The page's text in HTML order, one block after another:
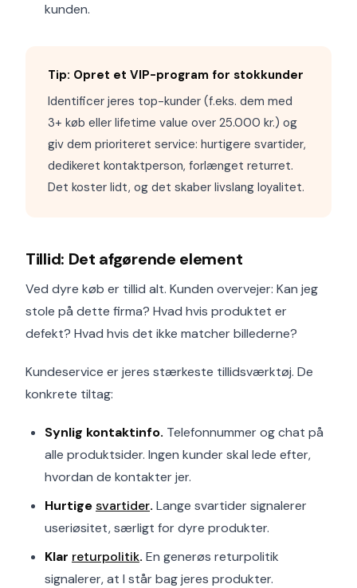
kunden.
Tip: Opret et VIP-program for stokkunder
Identificer jeres top-kunder (f.eks. dem med
3+ køb eller lifetime value over 25.000 kr.) og
giv dem prioriteret service: hurtigere svartider,
dedikeret kontaktperson, forlænget returret.
Det koster lidt, og det skaber livslang loyalitet.
Tillid: Det afgørende element
Ved dyre køb er tillid alt. Kunden overvejer: Kan jeg
stole på dette firma? Hvad hvis produktet er
defekt? Hvad hvis det ikke matcher billederne?
Kundeservice er jeres stærkeste tillidsværktøj. De
konkrete tiltag:
Synlig kontaktinfo. Telefonnummer og chat på
alle produktsider. Ingen kunder skal lede efter,
hvordan de kontakter jer.
Hurtigesvartider. Lange svartider signalerer
useriøsitet, særligt for dyre produkter.
Klar returpolitik. En generøs returpolitik
signalerer, at I står bag jeres produkter.